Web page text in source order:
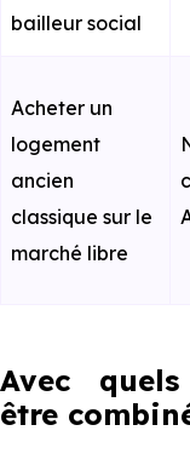
bailleur social
Acheter un
logement
ancien
classique sur le
marché libre
Avec
être